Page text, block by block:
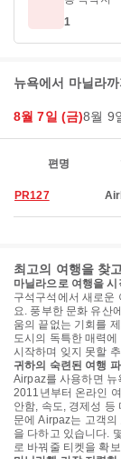
1
뉴욕에서 마닐라
8월 7일 (금)8월 9
편명
PR127
최고의 여행을 찾
마닐라으로 여행을 시
구석구석에서 새로운
요. 풍부한 문화 유산
움의 끝없는 기회를
도시의 독특한 매력
시작하며 잊지 못할
귀하의 숙련된 여행
Airpaz를 사용하면 뉴
2011년부터 온라인
안함, 속도, 경제성 등
문에 Airpaz는 고객의
을 다하고 있습니다.
로 바꿔줄 티켓을 확